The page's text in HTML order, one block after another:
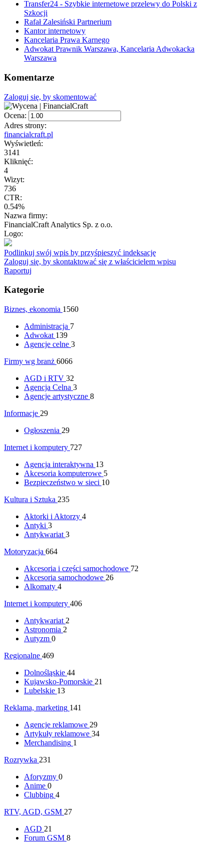
Transfer24 - Szybkie internetowe przelewy do Polski z
Szkocji
Rafał Zalesiński Partnerium
Kantor internetowy
Kancelaria Prawa Karnego
Adwokat Prawnik Warszawa, Kancelaria Adwokacka
Warszawa
Komentarze
Zaloguj się, by skomentować
Ocena:
Adres strony:
financialcraft.pl
Wyświetleń:
3141
Kliknięć:
4
Wizyt:
736
CTR:
0.54%
Nazwa firmy:
FinancialCraft Analytics Sp. z o.o.
Logo:
Podlinkuj swój wpis by przyśpieszyć indeksację
Zaloguj się, by skontaktować się z właścicielem wpisu
Raportuj
Kategorie
Biznes, ekonomia 1560
Administracja 7
Adwokat 139
Agencje celne 3
Firmy wg branż 6066
AGD i RTV 32
Agencja Celna 3
Agencje artystyczne 8
Informacje 29
Ogłoszenia 29
Internet i komputery 727
Agencja interaktywna 13
Akcesoria komputerowe 5
Bezpieczeństwo w sieci 10
Kultura i Sztuka 235
Aktorki i Aktorzy 4
Antyki 3
Antykwariat 3
Motoryzacja 664
Akcesoria i części samochodowe 72
Akcesoria samochodowe 26
Alkomaty 4
Internet i komputery 406
Antykwariat 2
Astronomia 2
Autyzm 0
Regionalne 469
Dolnośląskie 44
Kujawsko-Pomorskie 21
Lubelskie 13
Reklama, marketing 141
Agencje reklamowe 29
Artykuły reklamowe 34
Merchandising 1
Rozrywka 231
Aforyzmy 0
Anime 0
Clubbing 4
RTV, AGD, GSM 27
AGD 21
Forum GSM 8